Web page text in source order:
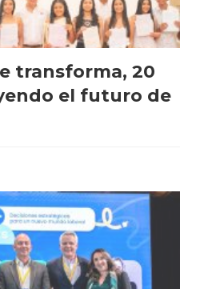
transforma, 20
el futuro de